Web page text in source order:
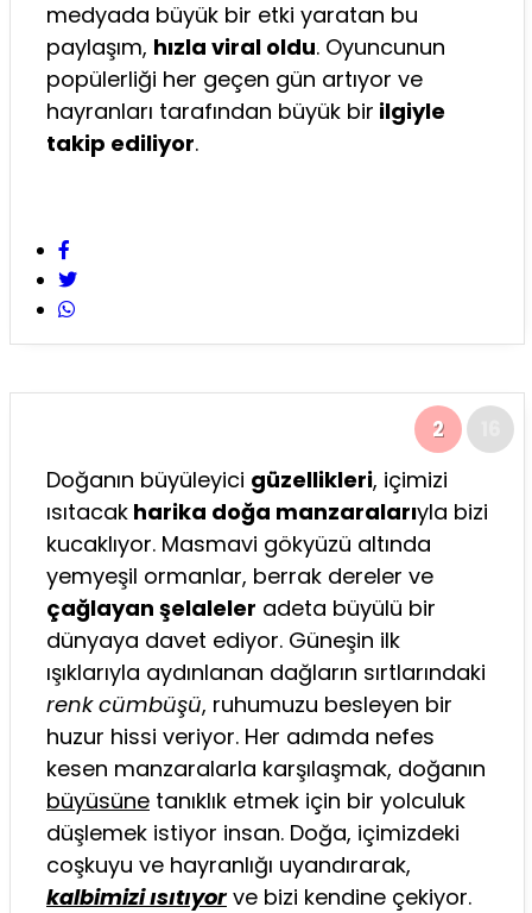
medyada büyük bir etki yaratan bu
paylaşım, hızla viral oldu. Oyuncunun
popülerliği her geçen gün artıyor ve
hayranları tarafından büyük bir ilgiyle
takip ediliyor.
2
Doğanın büyüleyici güzellikleri, içimizi
ısıtacak harika doğa manzaralarıyla bizi
kucaklıyor. Masmavi gökyüzü altında
yemyeşil ormanlar, berrak dereler ve
çağlayan şelaleler adeta büyülü bir
dünyaya davet ediyor. Güneşin ilk
ışıklarıyla aydınlanan dağların sırtlarındaki
renk cümbüşü, ruhumuzu besleyen bir
huzur hissi veriyor. Her adımda nefes
kesen manzaralarla karşılaşmak, doğanın
büyüsüne tanıklık etmek için bir yolculuk
düşlemek istiyor insan. Doğa, içimizdeki
coşkuyu ve hayranlığı uyandırarak,
kalbimizi ısıtıyorve bizi kendine çekiyor.